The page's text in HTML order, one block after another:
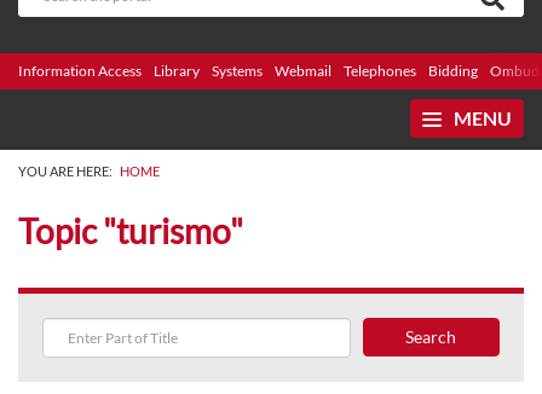
Information Access Library Systems Webmail Telephones Bidding
MENU
YOU ARE HERE: HOME
Topic "turismo"
Search